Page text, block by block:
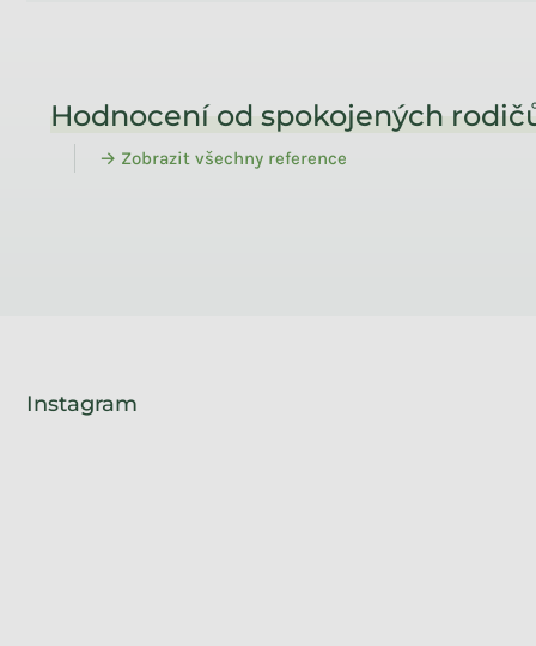
Hodnocení od spokojených
→ Zobrazit všechny reference
Instagram